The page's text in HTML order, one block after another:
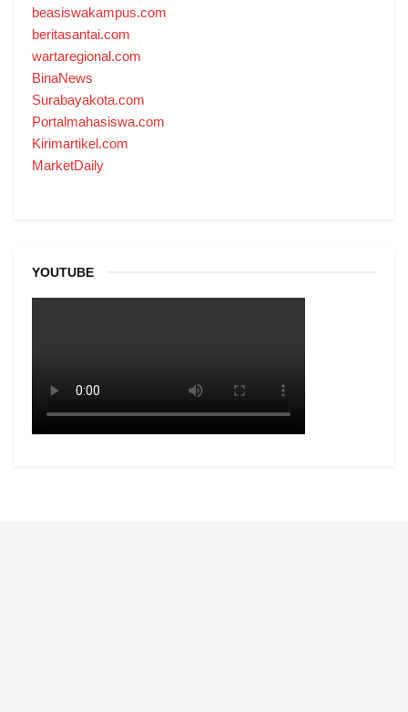
beasiswakampus.com
beritasantai.com
wartaregional.com
BinaNews
Surabayakota.com
Portalmahasiswa.com
Kirimartikel.com
MarketDaily
YOUTUBE